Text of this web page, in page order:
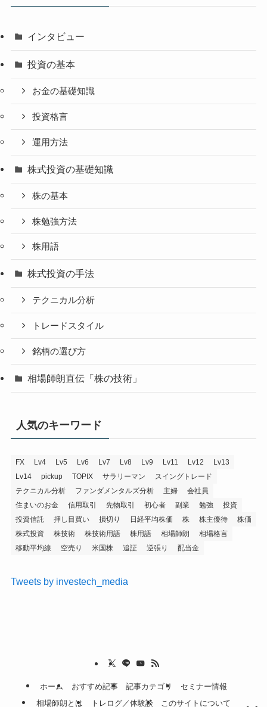
インタビュー
投資の基本
お金の基礎知識
投資格言
運用方法
株式投資の基礎知識
株の基本
株勉強方法
株用語
株式投資の手法
テクニカル分析
トレードスタイル
銘柄の選び方
相場師朗直伝「株の技術」
人気のキーワード
FX Lv4 Lv5 Lv6 Lv7 Lv8 Lv9 Lv11 Lv12
Lv13
Lv14
pickup TOPIX サラリーマン
スイングトレード
テクニカル分析
ファンダメンタルズ分析 主婦
会社員
住まいのお金
信用取引 先物取引 初心者 副業 勉強
投資
投資信託
押し目買い 損切り 日経平均株価 株 株主優待
株価
株式投資
株技術 株技術用語 株用語 相場師朗
相場格言
移動平均線
空売り 米国株 追証 逆張り 配当金
Tweets by investech_media
ホーム おすすめ記事 記事カテゴリ
セミナー情報
相場師朗とは
トレログ／体験談 このサイトについて